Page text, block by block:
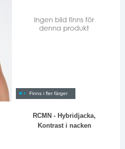
Finns i fler färger
RCMN - Hybridjacka,
Kontrast i nacken